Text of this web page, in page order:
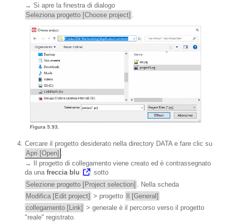
→ Si apre la finestra di dialogo
Seleziona progetto [Choose project]
Figura 5.93.
Cercare il progetto desiderato nella directory DATA e fare clic su
Apri [Open] .
→ Il progetto di collegamento viene creato ed è contrassegnato
da una freccia blu
sotto
Selezione progetto [Project selection] . Nella scheda
Modifica [Edit project] > progetto
Il [General]
collegamento [Link] > generale è il percorso verso il progetto
"reale" registrato.